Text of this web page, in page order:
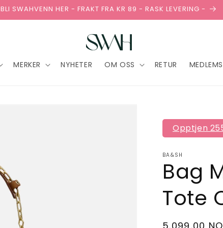
BLI SWAHVENN HER - FRAKT FRA KR 89 - RASK LEVERING -
MERKER NYHETER OM OSS RETUR
Opptjen
BA&SH
Bag
Tote